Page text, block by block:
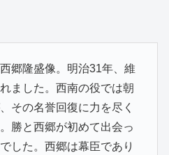
郷隆盛像。明治31年、維
ました。西南の役では朝
その名誉回復に力を尽く
勝と西郷が初めて出会っ
した。西郷は幕臣であり